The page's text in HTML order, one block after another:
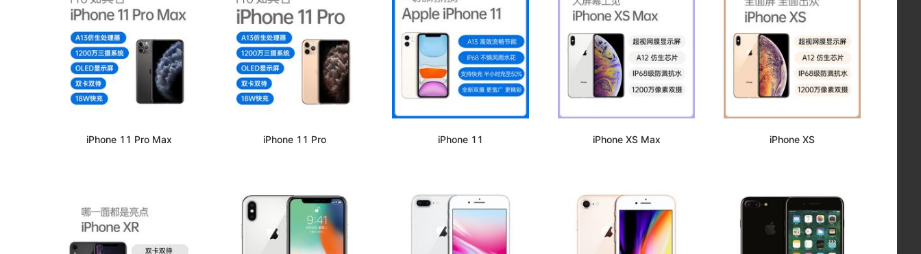
iPhone 11 Pro Max iPhone 11 Pro iPhone 11 iPhone XS Max iPhone XS